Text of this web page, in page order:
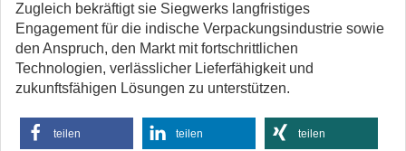
Zugleich bekräftigt sie Siegwerks langfristiges
Engagement für die indische Verpackungsindustrie sowie
den Anspruch, den Markt mit fortschrittlichen
Technologien, verlässlicher Lieferfähigkeit und
zukunftsfähigen Lösungen zu unterstützen.
teilen teilen teilen